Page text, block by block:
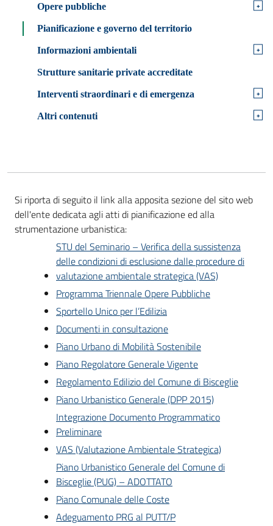
Opere pubbliche +
Pianificazione e governo del territorio
Informazioni ambientali +
Strutture sanitarie private accreditate
Interventi straordinari e di emergenza +
Altri contenuti +
Si riporta di seguito il link alla apposita sezione del sito web
dell'ente dedicata agli atti di pianificazione ed alla
strumentazione urbanistica:
STU del Seminario – Verifica della sussistenza
delle condizioni di esclusione dalle procedure di
valutazione ambientale strategica (VAS)
Programma Triennale Opere Pubbliche
Sportello Unico per l’Edilizia
Documenti in consultazione
Piano Urbano di Mobilità Sostenibile
Piano Regolatore Generale Vigente
Regolamento Edilizio del Comune di Bisceglie
Piano Urbanistico Generale (DPP 2015)
Integrazione Documento Programmatico
Preliminare
VAS (Valutazione Ambientale Strategica)
Piano Urbanistico Generale del Comune di
Bisceglie (PUG) – ADOTTATO
Piano Comunale delle Coste
Adeguamento PRG al PUTT/P